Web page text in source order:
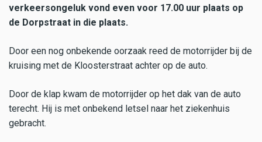
verkeersongeluk vond even voor 17.00 uur plaats op
de Dorpstraat in die plaats.
Door een nog onbekende oorzaak reed de motorrijder bij de
kruising met de Kloosterstraat achter op de auto.
Door de klap kwam de motorrijder op het dak van de auto
terecht. Hij is met onbekend letsel naar het ziekenhuis
gebracht.